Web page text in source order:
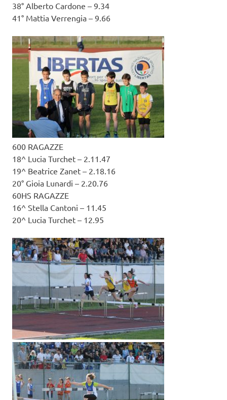
38° Alberto Cardone – 9.34
41° Mattia Verrengia – 9.66
600 RAGAZZE
18^ Lucia Turchet – 2.11.47
19^ Beatrice Zanet – 2.18.16
20° Gioia Lunardi – 2.20.76
60HS RAGAZZE
16^ Stella Cantoni – 11.45
20^ Lucia Turchet – 12.95